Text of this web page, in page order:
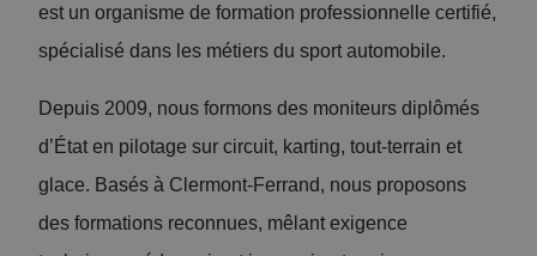
est un organisme de formation professionnelle certifié,
spécialisé dans les métiers du sport automobile.
Depuis 2009, nous formons des moniteurs diplômés
d’État en pilotage sur circuit, karting, tout-terrain et
glace. Basés à Clermont-Ferrand, nous proposons
des formations reconnues, mêlant exigence